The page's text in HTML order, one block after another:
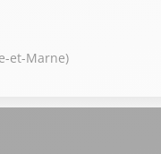
et-Marne)